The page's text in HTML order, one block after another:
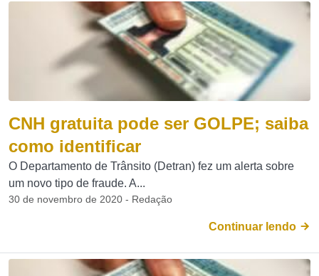
CNH gratuita pode ser GOLPE; saiba
como identificar
O Departamento de Trânsito (Detran) fez um alerta sobre
um novo tipo de fraude. A...
30 de novembro de 2020 - Redação
Continuar lendo